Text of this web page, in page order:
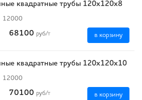
квадратные трубы 120x120x8
12000
68100 руб/т в корзину
квадратные трубы 120x120x10
12000
70100 руб/т в корзину